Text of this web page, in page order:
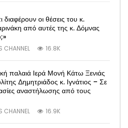
διαφέρουν οι θέσεις του κ.
από αυτές της κ. Δόμνας
CHANNEL 16.8K
παλαιά Ιερά Μονή Κάτω Ξενιάς
Δημητριάδος κ. Ιγνάτιος – Σε
αναστήλωσης από τους
CHANNEL 16.9K